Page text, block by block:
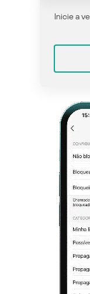
Inicie a